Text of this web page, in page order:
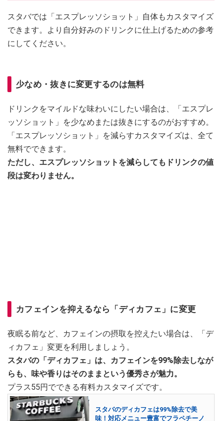
スタバでは「エスプレッソショット」自体もカスタマイズ
できます。より自分好みのドリンクに仕上げるための参考
にしてください。
少なめ・抜きに変更するのは無料
ドリンクをマイルドな味わいにしたい場合は、「エスプレ
ッソショット」を少なめまたは抜きにするのがおすすめ。
「エスプレッソショット」を減らすカスタマイズは、全て
無料でできます。
ただし、エスプレッソショットを減らしてもドリンクの値
段は変わりません。
カフェインを抑えるなら「ディカフェ」に変更
夜眠る前など、カフェインの摂取を控えたい場合は、「デ
ィカフェ」変更を利用しましょう。
スタバの「ディカフェ」は、カフェインを99%除去しなが
らも、味や香りはそのままという優秀さが魅力。
プラス55円でできる有料カスタマイズです。
スタバのディカフェは99%除去で美
味！対応メニュー豊富でフラペチーノ